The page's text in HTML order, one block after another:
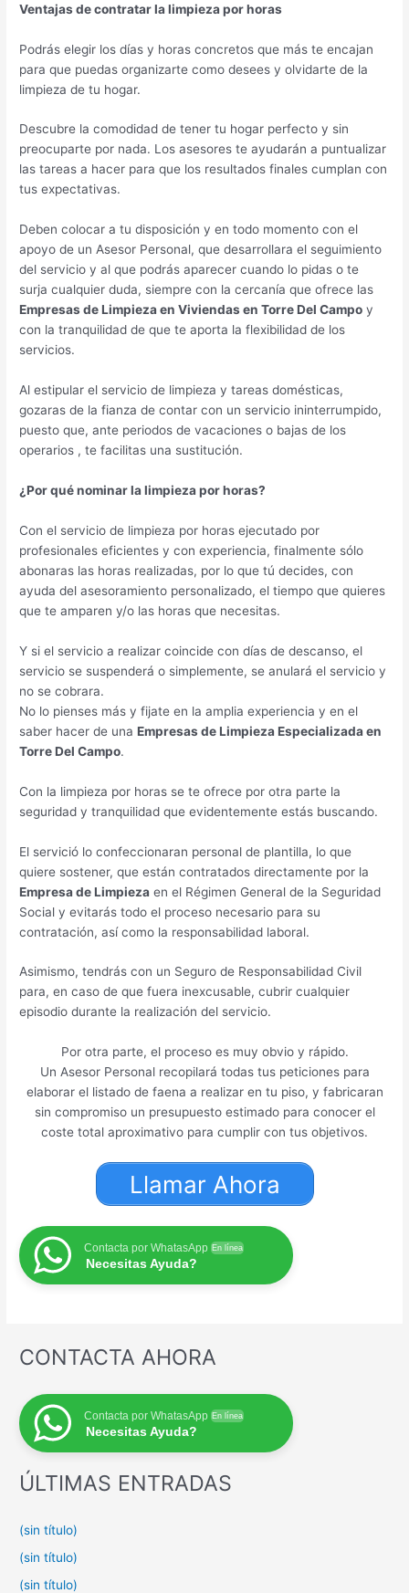
Ventajas de contratar la limpieza por horas
Podrás elegir los días y horas concretos que más te encajan
para que puedas organizarte como desees y olvidarte de la
limpieza de tu hogar.
Descubre la comodidad de tener tu hogar perfecto y sin
preocuparte por nada. Los asesores te ayudarán a puntualizar
las tareas a hacer para que los resultados finales cumplan con
tus expectativas.
Deben colocar a tu disposición y en todo momento con el
apoyo de un Asesor Personal, que desarrollara el seguimiento
del servicio y al que podrás aparecer cuando lo pidas o te
surja cualquier duda, siempre con la cercanía que ofrece las
Empresas de Limpieza en Viviendas en Torre Del Campo y
con la tranquilidad de que te aporta la flexibilidad de los
servicios.
Al estipular el servicio de limpieza y tareas domésticas,
gozaras de la fianza de contar con un servicio ininterrumpido,
puesto que, ante periodos de vacaciones o bajas de los
operarios , te facilitas una sustitución.
¿Por qué nominar la limpieza por horas?
Con el servicio de limpieza por horas ejecutado por
profesionales eficientes y con experiencia, finalmente sólo
abonaras las horas realizadas, por lo que tú decides, con
ayuda del asesoramiento personalizado, el tiempo que quieres
que te amparen y/o las horas que necesitas.
Y si el servicio a realizar coincide con días de descanso, el
servicio se suspenderá o simplemente, se anulará el servicio y
no se cobrara.
No lo pienses más y fijate en la amplia experiencia y en el
saber hacer de unaEmpresas de Limpieza Especializada en
Torre Del Campo.
Con la limpieza por horas se te ofrece por otra parte la
seguridad y tranquilidad que evidentemente estás buscando.
El servició lo confeccionaran personal de plantilla, lo que
quiere sostener, que están contratados directamente por la
Empresa de Limpieza en el Régimen General de la Seguridad
Social y evitarás todo el proceso necesario para su
contratación, así como la responsabilidad laboral.
Asimismo, tendrás con un Seguro de Responsabilidad Civil
para, en caso de que fuera inexcusable, cubrir cualquier
episodio durante la realización del servicio.
Por otra parte, el proceso es muy obvio y rápido.
Un Asesor Personal recopilará todas tus peticiones para
elaborar el listado de faena a realizar en tu piso, y fabricaran
sin compromiso un presupuesto estimado para conocer el
coste total aproximativo para cumplir con tus objetivos.
Llamar Ahora
Contacta por WhatasApp En línea
Necesitas Ayuda?
CONTACTA AHORA
Contacta por WhatasApp En línea
Necesitas Ayuda?
ÚLTIMAS ENTRADAS
(sin título)
(sin título)
(sin título)